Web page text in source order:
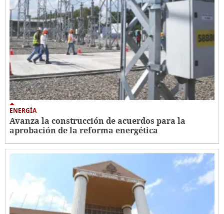
ENERGÍA
Avanza la construcción de acuerdos para la
aprobación de la reforma energética